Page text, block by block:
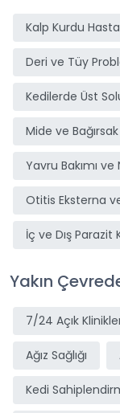
Kalp Kurdu
Deri ve Tüy
Kedilerde Üst
Mide ve Bağırsak
Yavru Bakımı
Otitis Eksterna
İç ve Dış Parazit
Yakın
7/24 Açık
Ağız Sağlığı
Kedi